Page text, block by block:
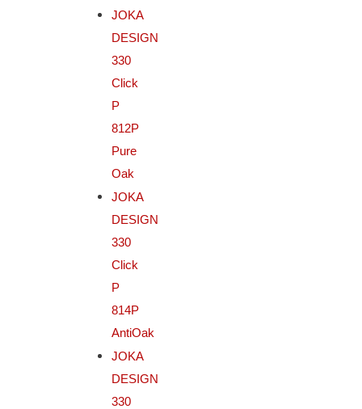
JOKA
DESIGN
330
Click
P
812P
Pure
Oak
JOKA
DESIGN
330
Click
P
814P
AntiOak
JOKA
DESIGN
330